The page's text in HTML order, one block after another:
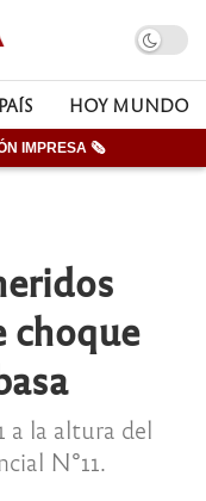
HOY MUNDO
IMPRESA 🗞
choque
a la altura del
N°11.